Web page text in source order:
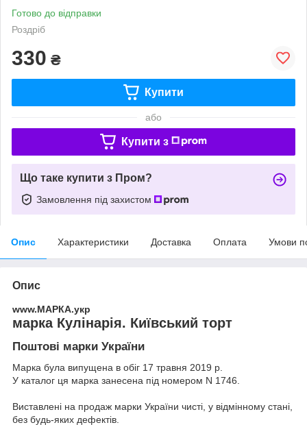
Готово до відправки
Роздріб
330 ₴
Купити
або
Купити з
Що таке купити з Пром?
Замовлення під захистом
Опис Характеристики Доставка Оплата Умови
Опис
www.МАРКА.укр
марка Кулінарія. Київський торт
Поштові марки України
Марка була випущена в обіг 17 травня 2019 р.
У каталог ця марка занесена під номером N 1746.
Виставлені на продаж марки України чисті, у відмінному стані,
без будь-яких дефектів.